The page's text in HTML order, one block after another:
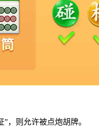
，则允许被点炮胡牌。